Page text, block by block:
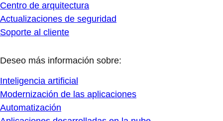
Centro de arquitectura
Actualizaciones de seguridad
Soporte al cliente
Deseo más información sobre:
Inteligencia artificial
Modernización de las aplicaciones
Automatización